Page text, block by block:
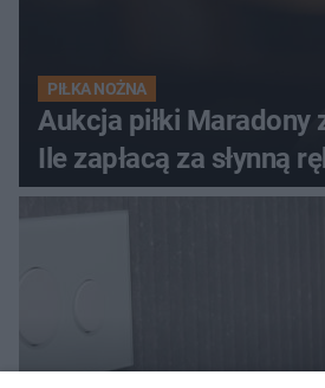
PIŁKA NOŻNA
Aukcja piłki Maradony
Ile zapłacą za słynną